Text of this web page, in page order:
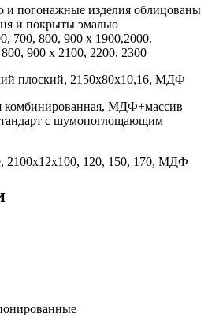
и погонажные изделия облицованы
и покрыты эмалью
700, 800, 900 х 1900,2000.
900 х 2100, 2200, 2300
плоский, 2150х80х10,16, МДФ
комбинированная, МДФ+массив
с шумопоглощающим
2100х12х100, 120, 150, 170, МДФ